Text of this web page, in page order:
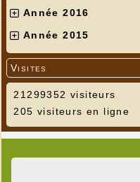
Année 2016
Année 2015
Visites
21299352 visiteurs
205 visiteurs en ligne